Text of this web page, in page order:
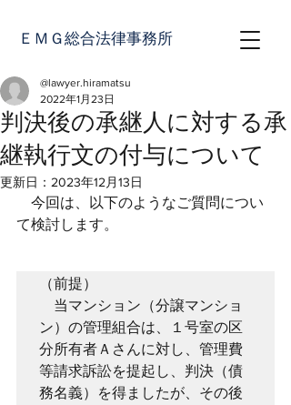
ＥＭＧ総合法律事務所
判決後の承継人に対する承
継執行文の付与について
@lawyer.hiramatsu
2022年1月23日
更新日： 2023年12月13日
今回は、以下のようなご質問につい
て検討します。
（前提）
当マンション（分譲マンショ
ン）の管理組合は、１号室の区
分所有者Ａさんに対し、管理費
等請求訴訟を提起し、判決（債
務名義）を得ましたが、その後